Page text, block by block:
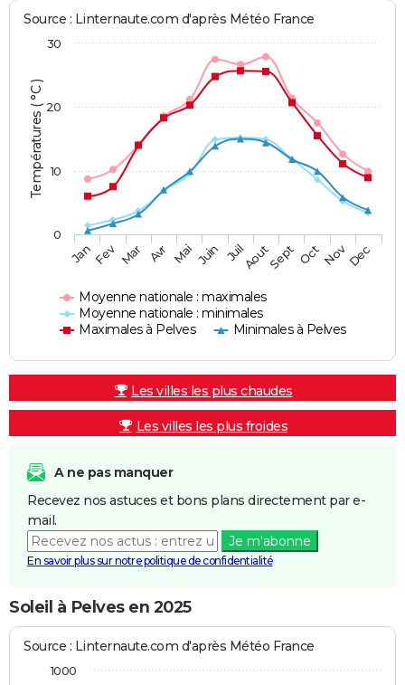
Températures ( °C )
Source : Linternaute.com d'après Météo France
Moyenne nationale : maximales
Moyenne nationale : minimales
Maximales à Pelves
Minimales à Pelves
JanFev Mar Avr Mai Juin JuilAoutSept OctNovDec
0
10
20
30
Les villes les plus chaudes
Les villes les plus froides
A ne pas manquer
Recevez nos astuces et bons plans directement par e-
mail.
Je m'abonne
En savoir plus sur notre politique de confidentialité
Soleil à Pelves en 2025
Source : Linternaute.com d'après Météo France
1000